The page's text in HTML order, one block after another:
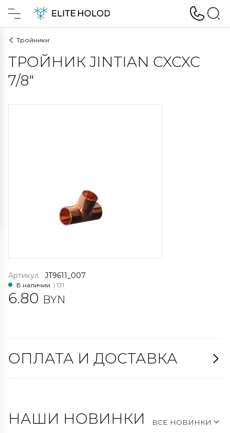
Тройники
ТРОЙНИК JINTIAN CXCXC
7/8"
Артикул JT9611_007
В наличии | 131
6.80 BYN
ОПЛАТА И ДОСТАВКА
НАШИ НОВИНКИ ВСЕ НОВИНКИ